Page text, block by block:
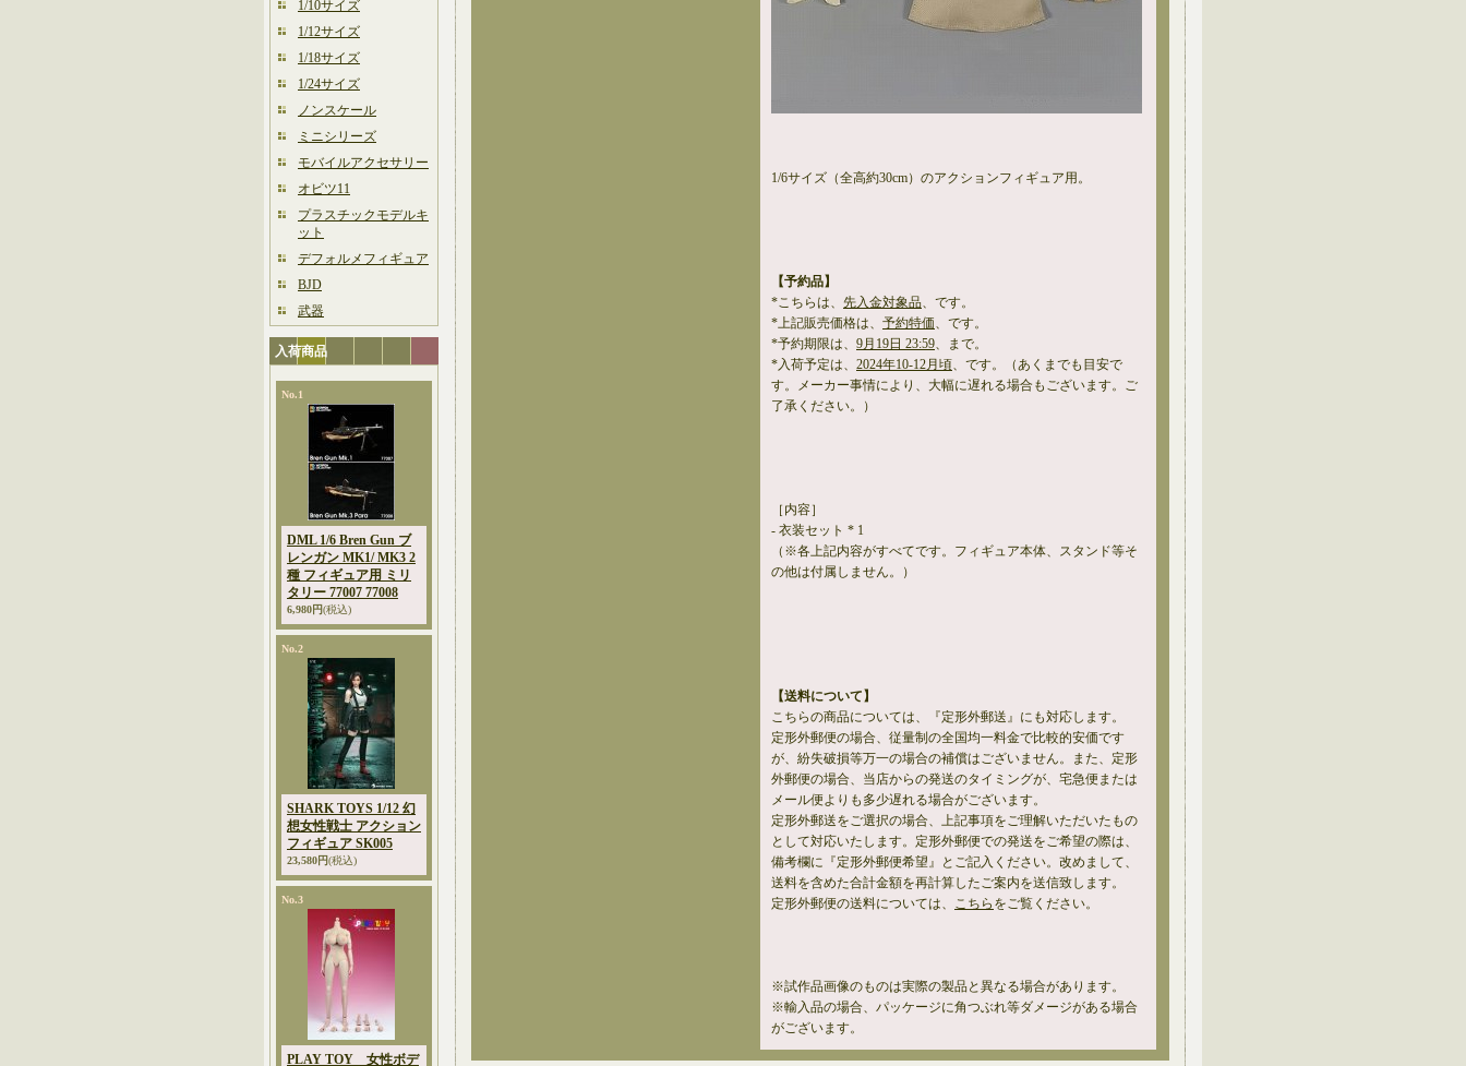
1/10サイズ
1/12サイズ
1/18サイズ
1/24サイズ
ノンスケール
ミニシリーズ
モバイルアクセサリー
オビツ11
プラスチックモデルキ
ット
デフォルメフィギュア
BJD
武器
入荷商品
No.1
DML 1/6 Bren Gun ブ
レンガン MK1/ MK3 2
種 フィギュア用 ミリ
タリー 77007 77008
6,980円(税込)
No.2
SHARK TOYS 1/12 幻
想女性戦士 アクション
フィギュア SK005
23,580円(税込)
No.3
PLAY TOY 女性ボデ
1/6サイズ（全高約30cm）のアクションフィギュア用。
【予約品】
*こちらは、 先入金対象品、です。
*上記販売価格は、 予約特価、です。
*予約期限は、 9月19日 23:59、まで。
*入荷予定は、 2024年10-12月頃、です。（あくまでも目安で
す。メーカー事情により、大幅に遅れる場合もございます。ご
了承ください。）
［内容］
- 衣装セット * 1
（※各上記内容がすべてです。フィギュア本体、スタンド等そ
の他は付属しません。）
【送料について】
こちらの商品については、『定形外郵送』にも対応します。
定形外郵便の場合、従量制の全国均一料金で比較的安価です
が、紛失破損等万一の場合の補償はございません。また、定形
外郵便の場合、当店からの発送のタイミングが、宅急便または
メール便よりも多少遅れる場合がございます。
定形外郵送をご選択の場合、上記事項をご理解いただいたもの
として対応いたします。定形外郵便での発送をご希望の際は、
備考欄に『定形外郵便希望』とご記入ください。改めまして、
送料を含めた合計金額を再計算したご案内を送信致します。
定形外郵便の送料については、 こちら をご覧ください。
※試作品画像のものは実際の製品と異なる場合があります。
※輸入品の場合、パッケージに角つぶれ等ダメージがある場合
がございます。